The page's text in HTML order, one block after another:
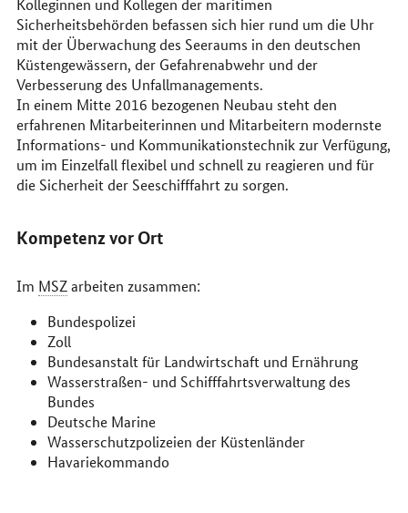
Sicherheitsbehörden befassen sich hier rund um die Uhr
mit der Überwachung des Seeraums in den deutschen
Küstengewässern, der Gefahrenabwehr und der
Verbesserung des Unfallmanagements.
In einem Mitte 2016 bezogenen Neubau steht den
erfahrenen Mitarbeiterinnen und Mitarbeitern modernste
Informations- und Kommunikationstechnik zur Verfügung,
um im Einzelfall flexibel und schnell zu reagieren und für
die Sicherheit der Seeschifffahrt zu sorgen.
Kompetenz vor Ort
Im MSZarbeiten zusammen:
Bundespolizei
Zoll
Bundesanstalt für Landwirtschaft und Ernährung
Wasserstraßen- und Schifffahrtsverwaltung des
Bundes
Deutsche Marine
Wasserschutzpolizeien der Küstenländer
Havariekommando